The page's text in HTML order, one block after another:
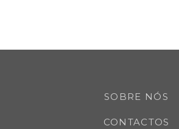
SOBRE NÓS
CONTACTOS